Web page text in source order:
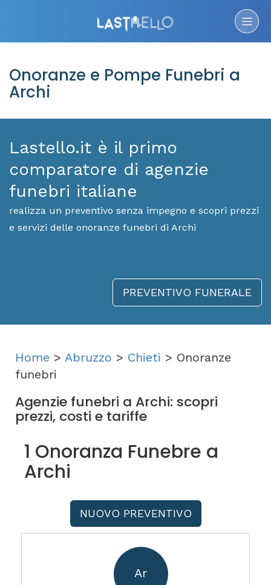
Onoranze e Pompe Funebri a
Archi
Lastello.it è il primo
comparatore di agenzie
funebri italiane
realizza un preventivo senza impegno e scopri prezzi
e servizi delle onoranze funebri di Archi
PREVENTIVO FUNERALE
Home > Abruzzo > Chieti > Onoranze
funebri
Agenzie funebri a Archi: scopri
prezzi, costi e tariffe
1 Onoranza Funebre a
Archi
NUOVO PREVENTIVO
Ar